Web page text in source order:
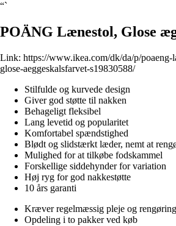
“`
POÄNG Lænestol, Glose
Link: https://www.ikea.com/dk/da/p/poaeng-
glose-aeggeskalsfarvet-s19830588/
Stilfulde og kurvede design
Giver god støtte til nakken
Behageligt fleksibel
Lang levetid og popularitet
Komfortabel spændstighed
Blødt og slidstærkt læder, nemt at
Mulighed for at tilkøbe fodskammel
Forskellige siddehynder for variation
Høj ryg for god nakkestøtte
10 års garanti
Kræver regelmæssig pleje og
Opdeling i to pakker ved køb